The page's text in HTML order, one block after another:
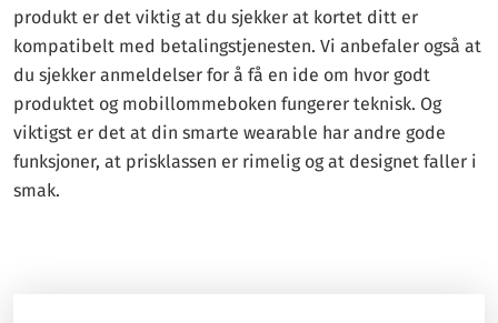
produkt er det viktig at du sjekker at kortet ditt er
kompatibelt med betalingstjenesten. Vi anbefaler også at
du sjekker anmeldelser for å få en ide om hvor godt
produktet og mobillommeboken fungerer teknisk. Og
viktigst er det at din smarte wearable har andre gode
funksjoner, at prisklassen er rimelig og at designet faller i
smak.